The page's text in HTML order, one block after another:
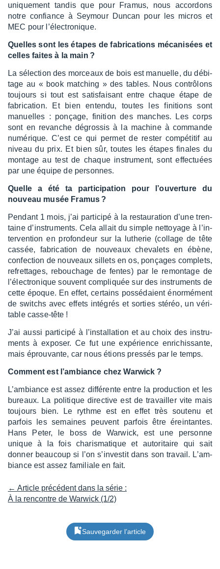
unique­ment tandis que pour Framus, nous accor­dons
notre confiance à Seymour Duncan pour les micros et
MEC pour l’élec­tro­nique.
Quelles sont les étapes de fabri­ca­tions méca­ni­sées et
celles faites à la main ?
La sélec­tion des morceaux de bois est manuelle, du débi­
tage au « book matching » des tables. Nous contrô­lons
toujours si tout est satis­fai­sant entre chaque étape de
fabri­ca­tion. Et bien entendu, toutes les fini­tions sont
manuelles : ponçage, fini­tion des manches. Les corps
sont en revanche dégros­sis à la machine à commande
numé­rique. C’est ce qui permet de rester compé­ti­tif au
niveau du prix. Et bien sûr, toutes les étapes finales du
montage au test de chaque instru­ment, sont effec­tuées
par une équipe de personnes.
Quelle a été ta parti­ci­pa­tion pour l’ou­ver­ture du
nouveau musée Framus ?
Pendant 1 mois, j’ai parti­cipé à la restau­ra­tion d’une tren­
taine d’ins­tru­ments. Cela allait du simple nettoyage à l’in­
ter­ven­tion en profon­deur sur la luthe­rie (collage de tête
cassée, fabri­ca­tion de nouveaux cheva­lets en ébène,
confec­tion de nouveaux sillets en os, ponçages complets,
refret­tages, rebou­chage de fentes) par le remon­tage de
l’élec­tro­nique souvent compliquée sur des instru­ments de
cette époque. En effet, certains possé­daient énor­mé­ment
de switchs avec effets inté­grés et sorties stéréo, un véri­
table casse-tête !
J’ai aussi parti­cipé à l’ins­tal­la­tion et au choix des instru­
ments à expo­ser. Ce fut une expé­rience enri­chis­sante,
mais éprou­vante, car nous étions pres­sés par le temps.
Comment est l’am­biance chez Warwick ?
L’am­biance est assez diffé­rente entre la produc­tion et les
bureaux. La poli­tique direc­tive est de travailler vite mais
toujours bien. Le rythme est en effet très soutenu et
parfois les semaines peuvent parfois être érein­tantes.
Hans Peter, le boss de Warwick, est une personne
unique à la fois charis­ma­tique et auto­ri­taire qui sait
donner beau­coup si l’on s’in­ves­tit dans son travail. L’am­
biance est assez fami­liale en fait.
← Article précédent dans la série :
À la rencontre de Warwick (1/2)
Sauvegarder l’article